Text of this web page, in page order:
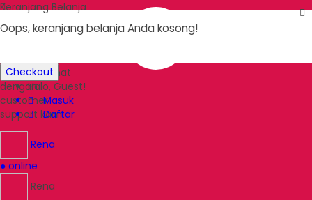
Klik untuk chat
dengan
customer
support kami
Rena
● online
Rena
Halo, Guest!
Masuk
Daftar
Keranjang Belanja
Oops, keranjang belanja Anda kosong!
Checkout